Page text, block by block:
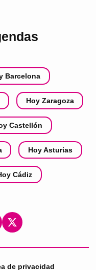
Barcelona
Hoy Zaragoza
Castellón
Hoy Asturias
Cádiz
de privacidad